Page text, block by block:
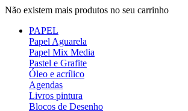
Não existem mais produtos no seu carrinho
PAPEL
Papel Aguarela
Papel Mix Media
Pastel e Grafite
Óleo e acrílico
Agendas
Livros pintura
Blocos de Desenho